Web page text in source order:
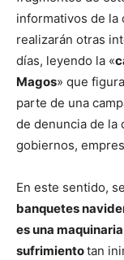
informativos de la
realizarán otras
días, leyendo la «
Magos» que
parte de una
de denuncia de la
gobiernos,
En este sentido,
banquetes
es una
sufrimientotan